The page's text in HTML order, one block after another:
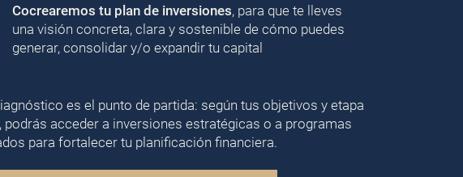
Cocrearemos tu plan de inversiones, para que te lleves
una visión concreta, clara y sostenible de cómo puedes
generar, consolidar y/o expandir tu capital
es el punto de partida: según tus objetivos y etapa
podrás acceder a inversiones estratégicas o a programas
para fortalecer tu planificación financiera.